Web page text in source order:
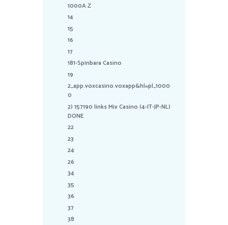
1000A Z
14
15
16
17
181-Spinbara Casino
19
2_app.voxcasino.voxapp&hl=pl_1000
0
2) 157190 links Mix Casino (4-IT-JP-NL)
DONE
22
23
24
26
34
35
36
37
38